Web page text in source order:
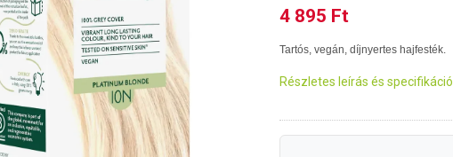
4 895 Ft
Tartós, vegán, díjnyertes hajfesték.
Részletes leírás és specifikáció